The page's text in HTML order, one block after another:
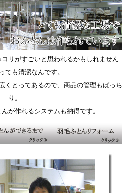
リがすごいと思われるかもしれません
ても清潔なんです。
くとってあるので、商品の管理もばっち
り。
が作れるシステムも納得です。